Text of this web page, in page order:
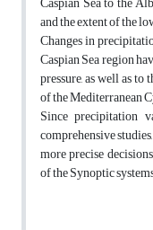
and the extent of ​​the
Changes in
Caspian Sea region
pressure, as well as
of the Mediterranean
Since precipitation
comprehensive
more precise
of the Synoptic